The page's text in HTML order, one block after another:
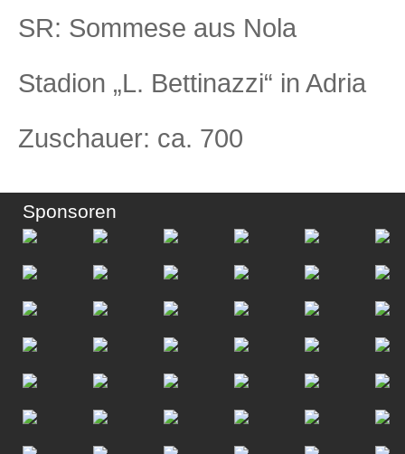
SR: Sommese aus Nola
Stadion „L. Bettinazzi“ in Adria
Zuschauer: ca. 700
Sponsoren